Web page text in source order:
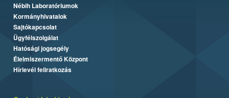
Nébih Laboratóriumok
Kormányhivatalok
Sajtókapcsolat
Ügyfélszolgálat
Hatósági jogsegély
Élelmiszermentő Központ
Hírlevél feliratkozás